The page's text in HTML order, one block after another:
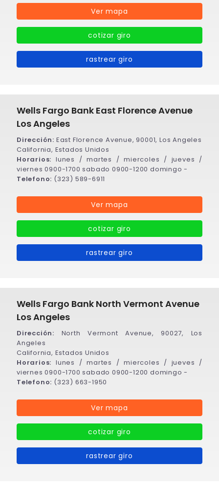
Ver mapa
cotizar giro
rastrear giro
Wells Fargo Bank East Florence Avenue
Los Angeles
Dirección: East Florence Avenue, 90001, Los Angeles
California, Estados Unidos
Horarios: lunes / martes / miercoles / jueves /
viernes 0900-1700 sabado 0900-1200 domingo -
Telefono: (323) 589-6911
Ver mapa
cotizar giro
rastrear giro
Wells Fargo Bank North Vermont Avenue
Los Angeles
Dirección: North Vermont Avenue, 90027, Los
Angeles
California, Estados Unidos
Horarios: lunes / martes / miercoles / jueves /
viernes 0900-1700 sabado 0900-1200 domingo -
Telefono: (323) 663-1950
Ver mapa
cotizar giro
rastrear giro